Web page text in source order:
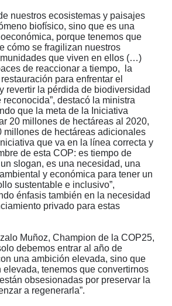
nuestros ecosistemas y paisajes
biofísico, sino que es una
porque tenemos que
cómo se fragilizan nuestros
que viven en ellos (…)
de reaccionar a tiempo, la
para enfrentar el
revertir la pérdida de biodiversidad
destacó la ministra
que la meta de la Iniciativa
20 millones de hectáreas al 2020,
millones de hectáreas adicionales
que va en la línea correcta y
de esta COP: es tiempo de
slogan, es una necesidad, una
y económica para tener un
sustentable e inclusivo”,
énfasis también en la necesidad
privado para estas
Muñoz, Champion de la COP25,
debemos entrar al año de
una ambición elevada, sino que
tenemos que convertirnos
obsesionadas por preservar la
a regenerarla”.